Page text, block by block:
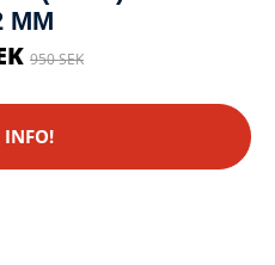
MM
950 SEK
INFO!